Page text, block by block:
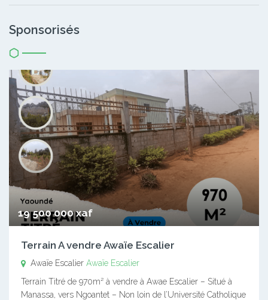
Sponsorisés
19 500 000 xaf
Terrain A vendre Awaïe Escalier
Awaïe Escalier Awaïe Escalier
Terrain Titré de 970m² à vendre à Awae Escalier – Situé à
Manassa, vers Ngoantet – Non loin de l’Université Catholique